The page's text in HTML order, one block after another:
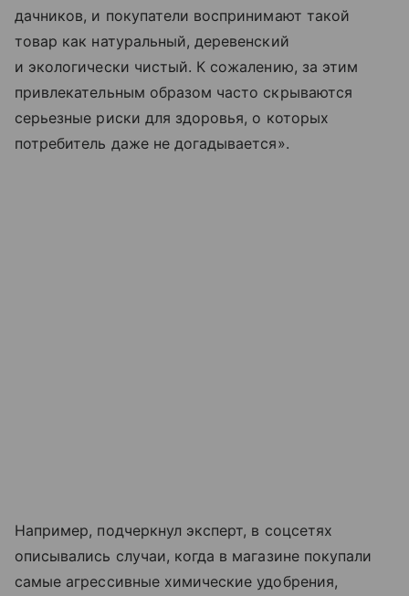
дачников, и покупатели воспринимают такой
товар как натуральный, деревенский
и экологически чистый. К сожалению, за этим
привлекательным образом часто скрываются
серьезные риски для здоровья, о которых
потребитель даже не догадывается».
Например, подчеркнул эксперт, в соцсетях
описывались случаи, когда в магазине покупали
самые агрессивные химические удобрения,